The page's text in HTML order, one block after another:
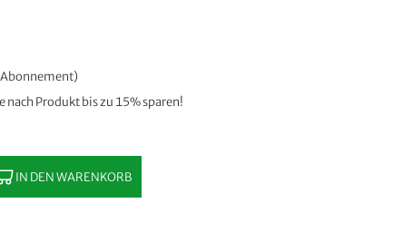
nach Produkt bis zu 15% sparen!
IN DEN WARENKORB